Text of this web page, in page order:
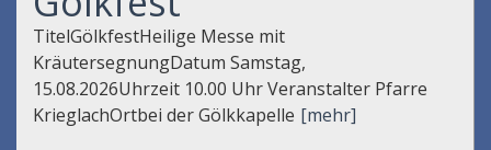
TitelGölkfestHeilige Messe mit
KräutersegnungDatum Samstag,
15.08.2026Uhrzeit 10.00 Uhr Veranstalter Pfarre
KrieglachOrtbei der Gölkkapelle [mehr]